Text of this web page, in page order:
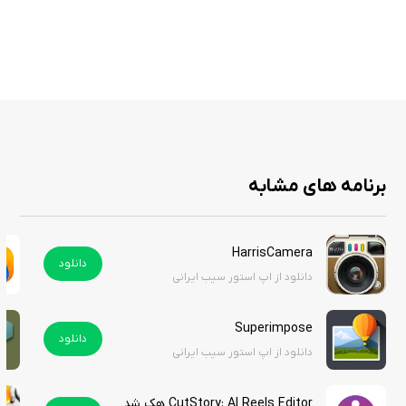
برنامه های مشابه
HarrisCamera
دانلود از اپ استور سیب ایرانی
دانلود
Superimpose
دانلود از اپ استور سیب ایرانی
دانلود